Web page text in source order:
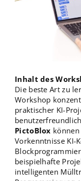
Inhalt des
Die beste Art zu
Workshop
praktischer KI-
PictoBlox
Vorkenntnisse KI-
beispielhafte
intelligenten